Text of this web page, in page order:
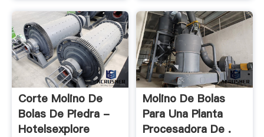
Corte Molino De
Bolas De Piedra -
Hotelsexplore
Molino De Bolas
Para Una Planta
Procesadora De .